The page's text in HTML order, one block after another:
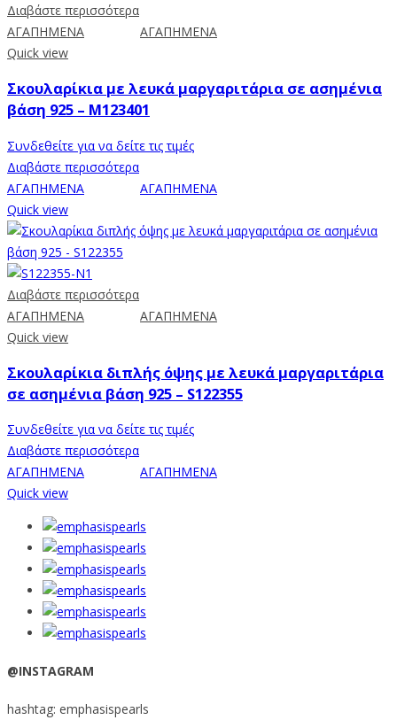
Διαβάστε περισσότερα
ΑΓΑΠΗΜΕΝΑ
ΑΓΑΠΗΜΕΝΑ
Quick view
Σκουλαρίκια με λευκά μαργαριτάρια σε ασημένια
βάση 925 – M123401
Συνδεθείτε για να δείτε τις τιμές
Διαβάστε περισσότερα
ΑΓΑΠΗΜΕΝΑ
ΑΓΑΠΗΜΕΝΑ
Quick view
Διαβάστε περισσότερα
ΑΓΑΠΗΜΕΝΑ
ΑΓΑΠΗΜΕΝΑ
Quick view
Σκουλαρίκια διπλής όψης με λευκά μαργαριτάρια
σε ασημένια βάση 925 – S122355
Συνδεθείτε για να δείτε τις τιμές
Διαβάστε περισσότερα
ΑΓΑΠΗΜΕΝΑ
ΑΓΑΠΗΜΕΝΑ
Quick view
@INSTAGRAM
hashtag: emphasispearls